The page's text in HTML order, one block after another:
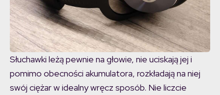
Słuchawki leżą pewnie na głowie, nie uciskają jej i
pomimo obecności akumulatora, rozkładają na niej
swój ciężar w idealny wręcz sposób. Nie liczcie